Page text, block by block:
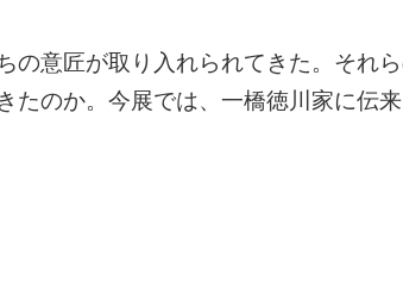
の意匠が取り入れられてきた。それ
たのか。今展では、一橋徳川家に伝